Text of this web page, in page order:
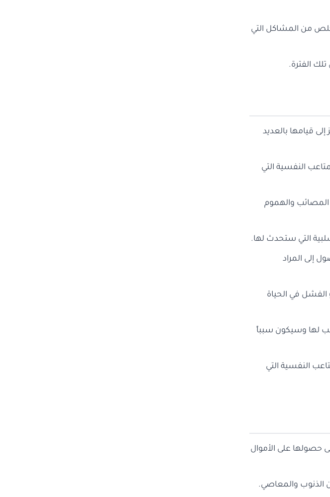
من المشاكل التي
الفترة.
قيامها بالعديد
النفسية التي
المصائب والهموم
التي ستحدث لها.
إلى المراد
الفشل في الحياة
لها وسيكون سبباً
النفسية التي
حصولها على الأموال
الذنوب والمعاصي.